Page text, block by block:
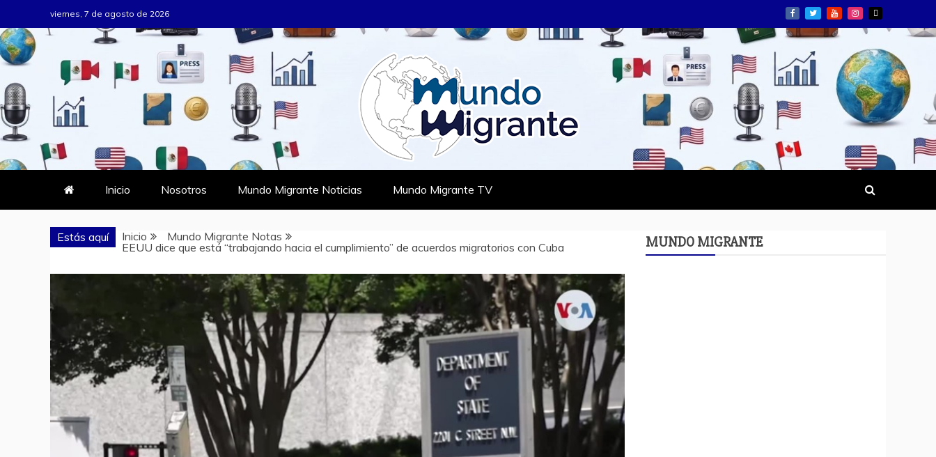
al
contenido
viernes, 7 de agosto de 2026
MUNDO MIGRANTE
DONDE TODOS SOMOS MIGRANTES
Inicio Nosotros Mundo Migrante Noticias Mundo Migrante TV
Estás aquí Inicio
Mundo Migrante Notas
EEUU dice que está “trabajando hacia el cumplimiento” de acuerdos migratorios con Cuba
MUNDO MIGRANTE